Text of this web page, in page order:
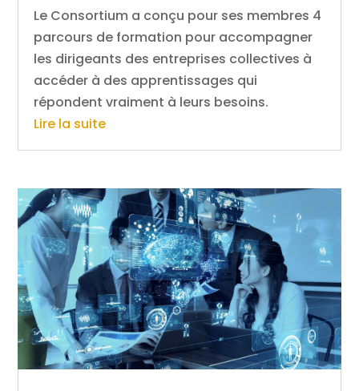
Le Consortium a conçu pour ses membres 4
parcours de formation pour accompagner
les dirigeants des entreprises collectives à
accéder à des apprentissages qui
répondent vraiment à leurs besoins.
Lire la suite